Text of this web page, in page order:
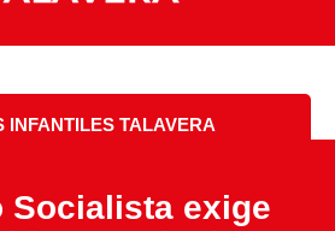
INFANTILES TALAVERA
Socialista exige